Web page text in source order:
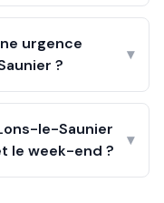
urgence
?
▾
le-Saunier
le week-end ?
▾